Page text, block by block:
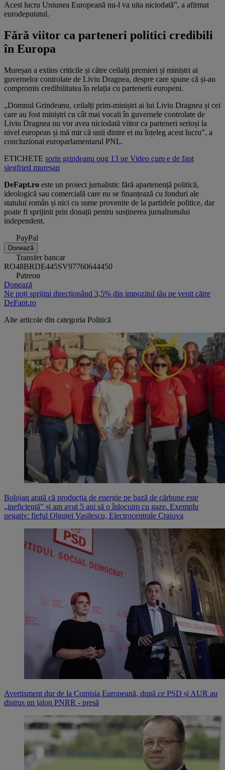
Acest lucru Uniunea Europeană nu-l va uita niciodată”, a afirmat
eurodeputatul.
Fără viitor ca parteneri politici credibili
în Europa
Mureșan a extins criticile și către ceilalți premieri și miniștri ai
guvernelor controlate de Liviu Dragnea, despre care spune că și-au
compromis credibilitatea în relația cu partenerii europeni.
„Domnul Grindeanu, ceilalți prim-miniștri ai lui Liviu Dragnea și cei
care au fost miniștri cu cât mai vocali în guvernele controlate de
Liviu Dragnea nu vor avea niciodată viitor ca parteneri serioși la
nivel european și mă mir că unii dintre ei nu înțeleg acest lucru”, a
concluzionat europarlamentarul PNL.
ETICHETE sorin grindeanu oug 13 ue Video cum e de fapt
siegfried mureșan
DeFapt.ro este un proiect jurnalistic fără apartenență politică,
ideologică sau comercială care nu se finanțează cu fonduri ale
statului român și nici cu sume provenite de la partidele politice, dar
poate fi sprijinit prin donații pentru susținerea jurnalismului
independent.
PayPal
Donează
Transfer bancar
RO48BRDE445SV97760644450
Patreon
Donează
Ne poți sprijini direcționând 3,5% din impozitul tău pe venit către
DeFapt.ro
Alte articole din categoria Politică
Bolojan arată că producția de energie pe bază de cărbune este
„ineficientă” și am avut 5 ani să o înlocuim cu gaze. Exemplu
negativ: fieful Olguței Vasilescu, Electrocentrale Craiova
Avertisment dur de la Comisia Europeană, după ce PSD și AUR au
distrus un jalon PNRR - presă